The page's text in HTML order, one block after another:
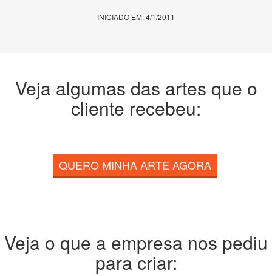
INICIADO EM: 4/1/2011
Veja algumas das artes que o
cliente recebeu:
QUERO MINHA ARTE AGORA
Veja o que a empresa nos pediu
para criar: